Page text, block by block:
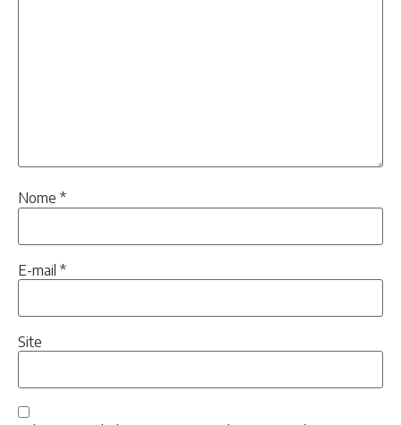
Nome *
E-mail *
Site